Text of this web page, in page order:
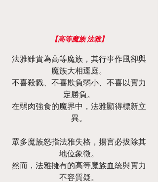
【高等魔族 法雅】
法雅雖貴為高等魔族，其行事作風卻與
魔族大相逕庭。
不喜殺戮、不喜欺負弱小、不喜以實力
定勝負。
在弱肉強食的魔界中，法雅顯得標新立
異。
眾多魔族怒指法雅失格，揚言必拔除其
地位象徵。
然而，法雅擁有的高等魔族血統與實力
不容質疑。